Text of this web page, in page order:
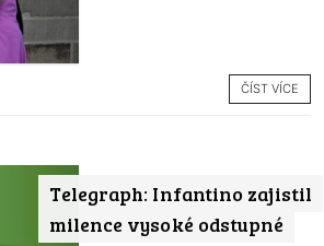
ČÍST VÍCE
Telegraph: Infantino zajistil
milence vysoké odstupné